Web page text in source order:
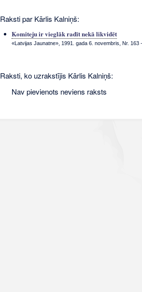
Raksti par Kārlis Kalniņš:
Komiteju ir vieglāk radīt nekā likvidēt
«Latvijas Jaunatne», 1991. gada 6. novembris, Nr. 163-
Raksti, ko uzrakstījis Kārlis Kalniņš:
Nav pievienots neviens raksts